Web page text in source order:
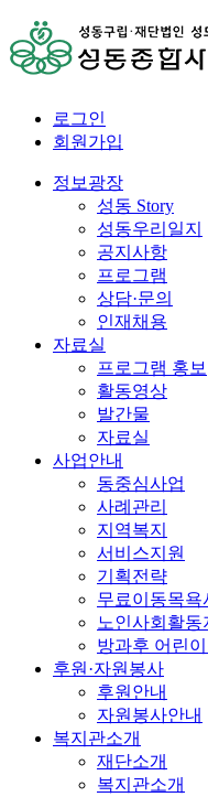
로그인
회원가입
정보광장
성동 Story
성동우리일지
공지사항
프로그램
상담·문의
인재채용
자료실
프로그램 홍보
활동영상
발간물
자료실
사업안내
동중심사업
사례관리
지역복지
서비스지원
기획전략
무료이동목욕
노인사회활동
방과후 어린
후원·자원봉사
후원안내
자원봉사안내
복지관소개
재단소개
복지관소개